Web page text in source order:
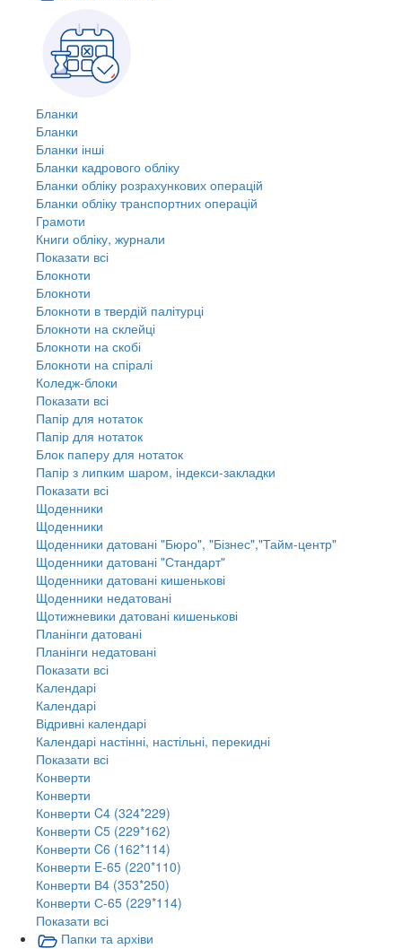
Бланки
Бланки
Бланки інші
Бланки кадрового обліку
Бланки обліку розрахункових операцій
Бланки обліку транспортних операцій
Грамоти
Книги обліку, журнали
Показати всі
Блокноти
Блокноти
Блокноти в твердій палітурці
Блокноти на склейці
Блокноти на скобі
Блокноти на спіралі
Коледж-блоки
Показати всі
Папір для нотаток
Папір для нотаток
Блок паперу для нотаток
Папір з липким шаром, індекси-закладки
Показати всі
Щоденники
Щоденники
Щоденники датовані "Бюро", "Бізнес","Тайм-центр"
Щоденники датовані "Стандарт"
Щоденники датовані кишенькові
Щоденники недатовані
Щотижневики датовані кишенькові
Планінги датовані
Планінги недатовані
Показати всі
Календарі
Календарі
Відривні календарі
Календарі настінні, настільні, перекидні
Показати всі
Конверти
Конверти
Конверти C4 (324*229)
Конверти C5 (229*162)
Конверти C6 (162*114)
Конверти E-65 (220*110)
Конверти В4 (353*250)
Конверти С-65 (229*114)
Показати всі
Папки та архіви